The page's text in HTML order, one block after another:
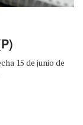
15 de junio de